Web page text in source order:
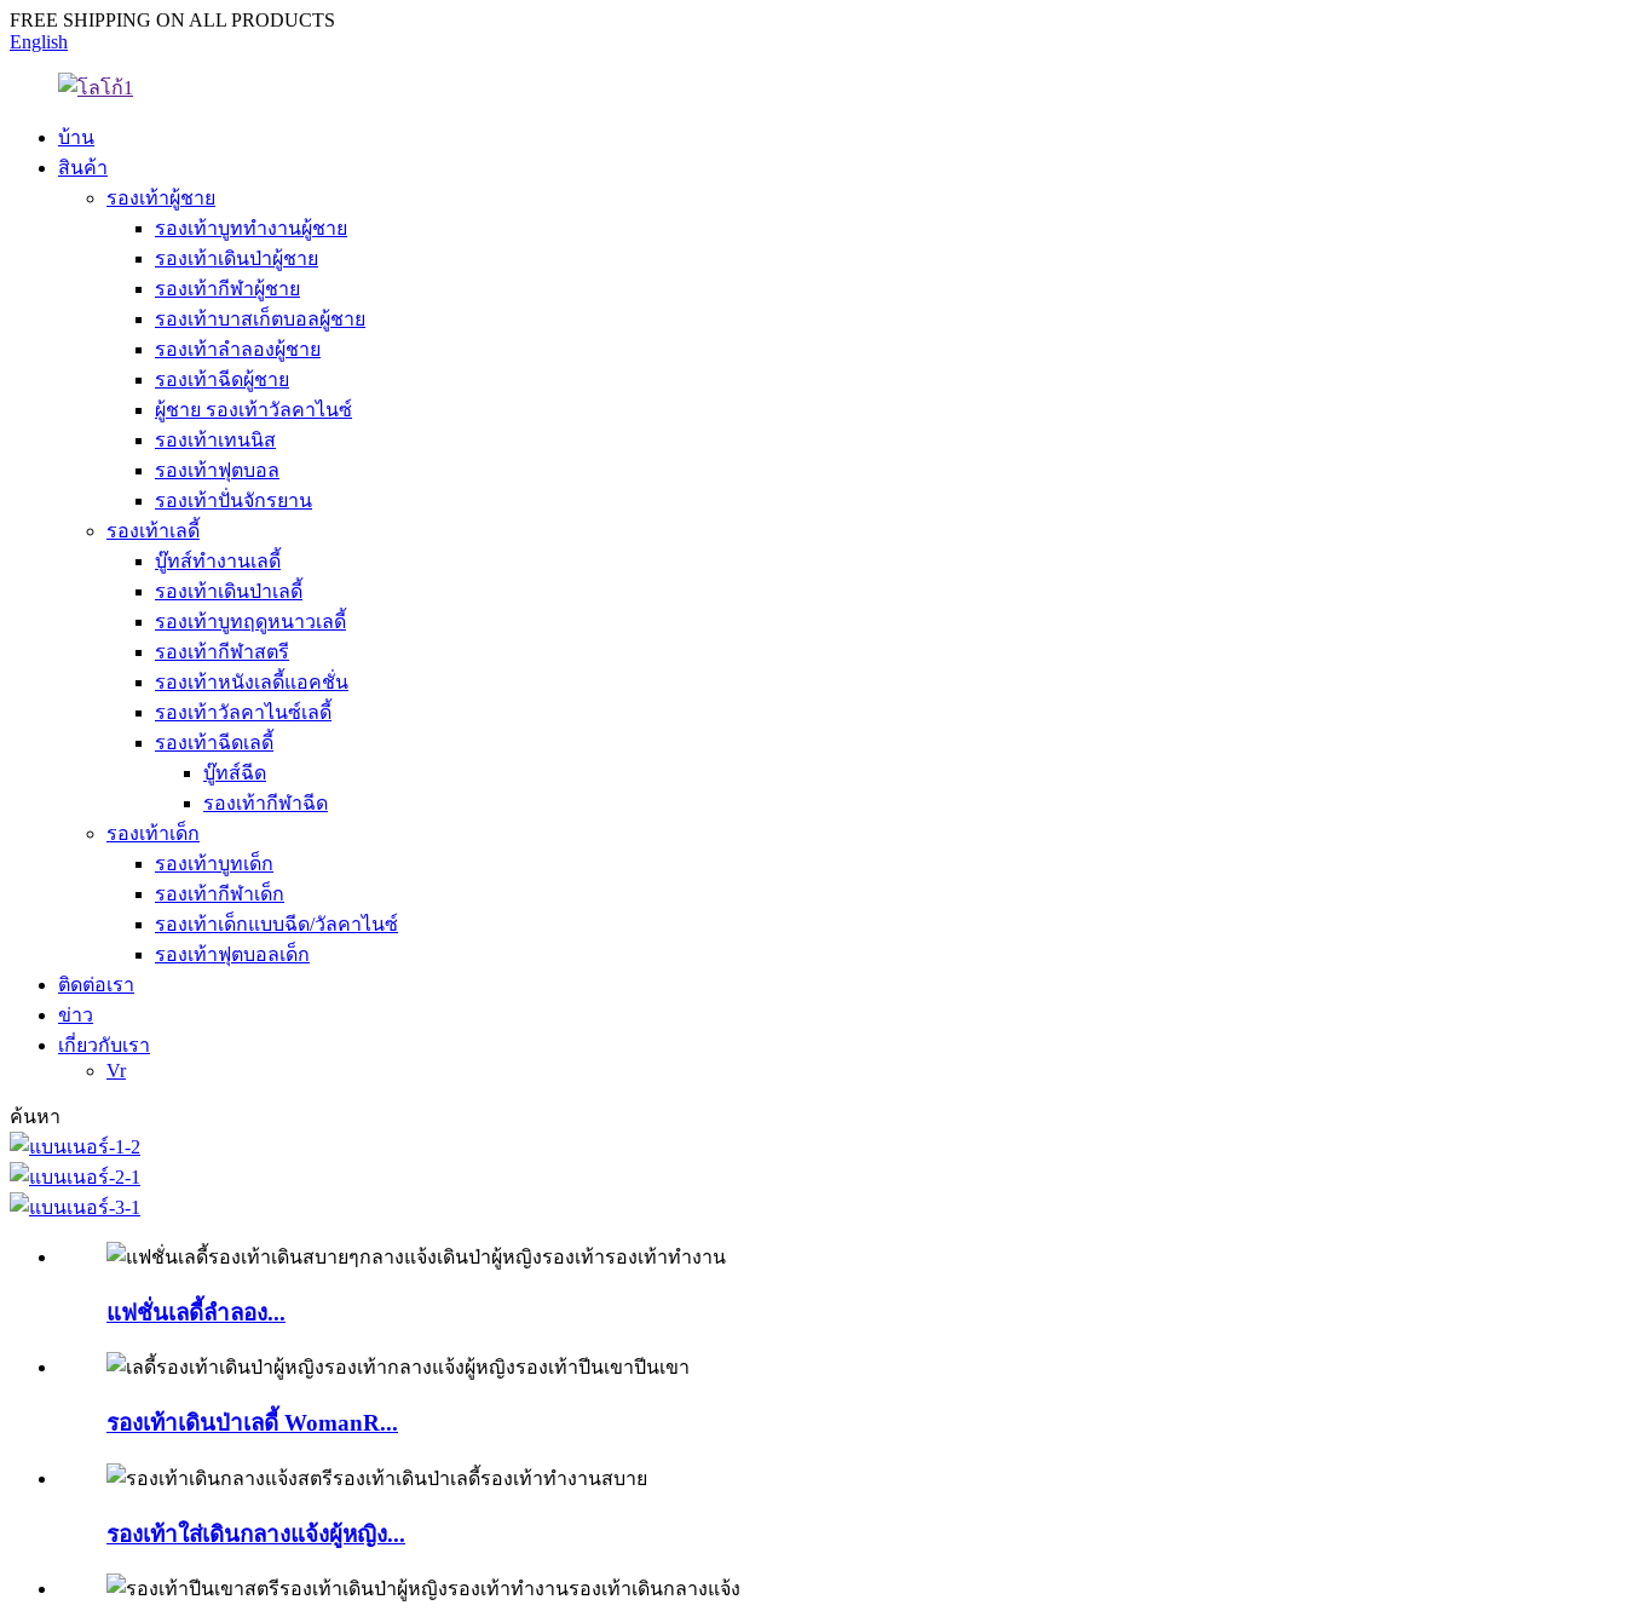
FREE SHIPPING ON ALL PRODUCTS
English
บ้าน
สินค้า
รองเท้าผู้ชาย
รองเท้าบูททำงานผู้ชาย
รองเท้าเดินป่าผู้ชาย
รองเท้ากีฬาผู้ชาย
รองเท้าบาสเก็ตบอลผู้ชาย
รองเท้าลำลองผู้ชาย
รองเท้าฉีดผู้ชาย
ผู้ชาย รองเท้าวัลคาไนซ์
รองเท้าเทนนิส
รองเท้าฟุตบอล
รองเท้าปั่นจักรยาน
รองเท้าเลดี้
บู๊ทส์ทำงานเลดี้
รองเท้าเดินป่าเลดี้
รองเท้าบูทฤดูหนาวเลดี้
รองเท้ากีฬาสตรี
รองเท้าหนังเลดี้แอคชั่น
รองเท้าวัลคาไนซ์เลดี้
รองเท้าฉีดเลดี้
บู๊ทส์ฉีด
รองเท้ากีฬาฉีด
รองเท้าเด็ก
รองเท้าบูทเด็ก
รองเท้ากีฬาเด็ก
รองเท้าเด็กแบบฉีด/วัลคาไนซ์
รองเท้าฟุตบอลเด็ก
ติดต่อเรา
ข่าว
เกี่ยวกับเรา
Vr
ค้นหา
แฟชั่นเลดี้ลำลอง...
รองเท้าเดินป่าเลดี้ WomanR...
รองเท้าใส่เดินกลางแจ้งผู้หญิง...